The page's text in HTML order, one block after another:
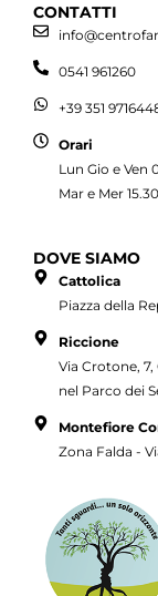
CONTATTI
0541 961260
+39 351
Orari
Lun Gio e Ven
Mar e Mer
DOVE SIAMO
Cattolica
Piazza della
Riccione
Via Crotone,
nel Parco dei
Montefiore
Zona Falda -